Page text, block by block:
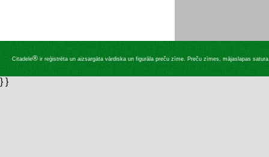
Citadele® ir reģistrēta un aizsargāta vārdiska un figurāla preču zīme. Preču zīmes, mājaslapas
} }